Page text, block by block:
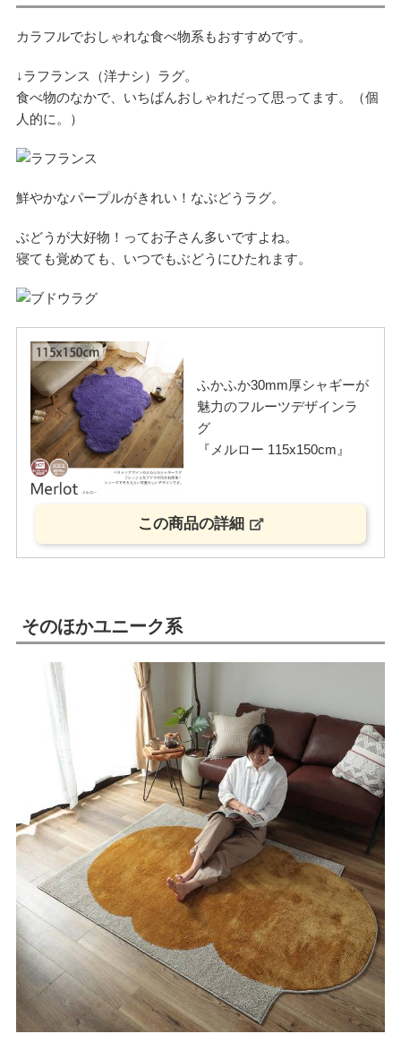
カラフルでおしゃれな食べ物系もおすすめです。
↓ラフランス（洋ナシ）ラグ。
食べ物のなかで、いちばんおしゃれだって思ってます。（個
人的に。）
鮮やかなパープルがきれい！なぶどうラグ。
ぶどうが大好物！ってお子さん多いですよね。
寝ても覚めても、いつでもぶどうにひたれます。
ふかふか30mm厚シャギーが
魅力のフルーツデザインラ
グ
『メルロー 115x150cm』
この商品の詳細
そのほかユニーク系